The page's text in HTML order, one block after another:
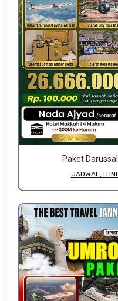
Paket
JADWAL,